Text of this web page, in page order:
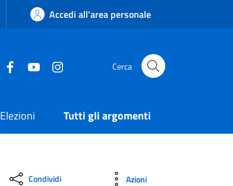
Accedi all'area personale
Cerca
Elezioni Tutti gli argomenti
Condividi Azioni